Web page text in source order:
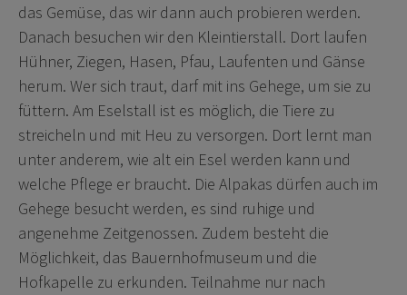
das Gemüse, das wir dann auch probieren werden.
Danach besuchen wir den Kleintierstall. Dort laufen
Hühner, Ziegen, Hasen, Pfau, Laufenten und Gänse
herum. Wer sich traut, darf mit ins Gehege, um sie zu
füttern. Am Eselstall ist es möglich, die Tiere zu
streicheln und mit Heu zu versorgen. Dort lernt man
unter anderem, wie alt ein Esel werden kann und
welche Pflege er braucht. Die Alpakas dürfen auch im
Gehege besucht werden, es sind ruhige und
angenehme Zeitgenossen. Zudem besteht die
Möglichkeit, das Bauernhofmuseum und die
Hofkapelle zu erkunden. Teilnahme nur nach